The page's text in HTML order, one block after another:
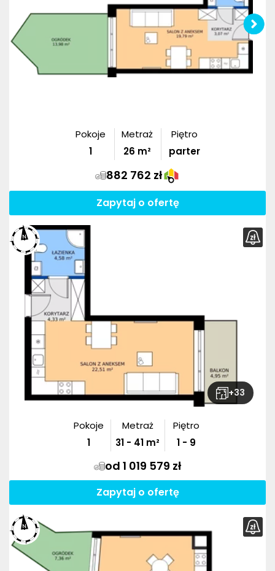
Pokoje
1
Metraż
26 m²
Piętro
parter
882 762 zł
Zapytaj o ofertę
+33
Pokoje
1
Metraż
31 - 41 m²
Piętro
1 - 9
od 1 019 579 zł
Zapytaj o ofertę